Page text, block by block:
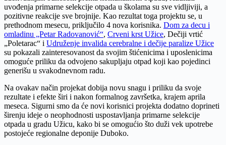
uvođenja primarne selekcije otpada u školama su sve vidlјiviji, a
pozitivne reakcije sve brojnije. Kao rezultat toga projektu se, u
prethodnom mesecu, priklјučilo 4 nova korisnika. Dom za decu i
omladinu „Petar Radovanović“, Crveni krst Užice, Dečiji vrtić
„Poletarac“ i Udruženje invalida cerebralne i dečije paralize Užice
su pokazali zainteresovanost da svojim štićenicima i uposlenicima
omoguće priliku da odvojeno sakuplјaju otpad koji kao pojedinci
generišu u svakodnevnom radu.
Na ovakav način projekat dobija novu snagu i priliku da svoje
rezultate i efekte širi i nakon formalnog završetka, krajem aprila
meseca. Sigurni smo da će novi korisnici projekta dodatno doprineti
širenju ideje o neophodnosti uspostavlјanja primarne selekcije
otpada u gradu Užicu, kako bi se omogućio što duži vek upotrebe
postojeće regionalne deponije Duboko.